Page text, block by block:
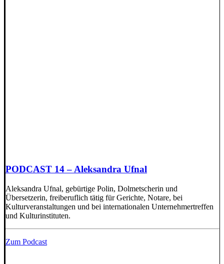
PODCAST 14 – Aleksandra Ufnal
Aleksandra Ufnal, gebürtige Polin, Dolmetscherin und
Übersetzerin, freiberuflich tätig für Gerichte, Notare, bei
Kulturveranstaltungen und bei internationalen Unternehmertreffen
und Kulturinstituten.
Zum Podcast